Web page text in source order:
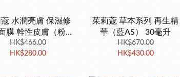
水潤亮膚 保濕修
膜 幹性皮膚（粉
） 100毫升
HK$466.00
HK$280.00
茱莉蔻 草本系列 再生精
華（藍AS） 30毫升
HK$670.00
HK$430.00